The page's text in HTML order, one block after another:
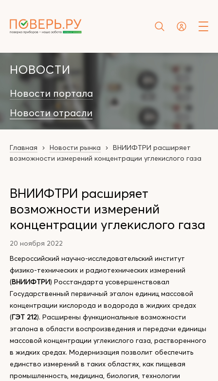
НОВОСТИ
Новости портала
Новости отрасли
Главная Новости рынка
ВНИИФТРИ расширяет
возможности измерений концентрации углекислого газа
ВНИИФТРИ расширяет
возможности измерений
концентрации углекислого газа
20 ноября 2022
Всероссийский научно-исследовательский институт
физико-технических и радиотехнических измерений
(ВНИИФТРИ) Росстандарта усовершенствовал
Государственный первичный эталон единиц массовой
концентрации кислорода и водорода в жидких средах
(ГЭТ 212). Расширены функциональные возможности
эталона в области воспроизведения и передачи единицы
массовой концентрации углекислого газа, растворенного
в жидких средах. Модернизация позволит обеспечить
единство измерений в таких областях, как пищевая
промышленность, медицина, биология, технологии